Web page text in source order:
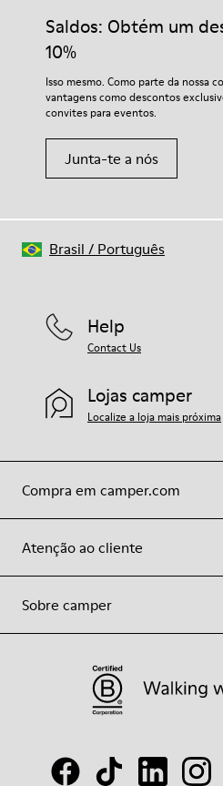
Saldos: Obtém um
10%
Isso mesmo. Como parte da nossa
vantagens como descontos
convites para eventos.
Junta-te a nós
Compra em camper.com
Atenção ao cliente
Sobre camper
Help
Contact Us
Lojas camper
Localize a loja mais próxima
Brasil / Português